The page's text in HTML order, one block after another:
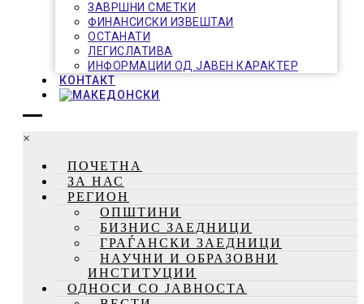
ЗАВРШНИ СМЕТКИ
ФИНАНСИСКИ ИЗВЕШТАИ
ОСТАНАТИ
ЛЕГИСЛАТИВА
ИНФОРМАЦИИ ОД ЈАВЕН КАРАКТЕР
КОНТАКТ
×
ПОЧЕТНА
ЗА НАС
РЕГИОН
ОПШТИНИ
БИЗНИС ЗАЕДНИЦИ
ГРАЃАНСКИ ЗАЕДНИЦИ
НАУЧНИ И ОБРАЗОВНИ
ИНСТИТУЦИИ
ОДНОСИ СО ЈАВНОСТА